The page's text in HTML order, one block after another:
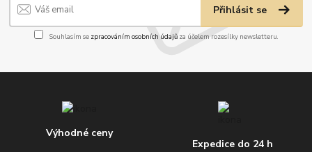
Přihlásit se
Souhlasím se zpracováním osobních údajůza účelem rozesílky newsletteru.
Výhodné ceny
Expedice do 24 h